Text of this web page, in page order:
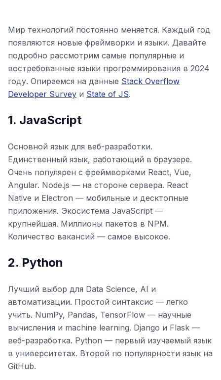
Мир технологий постоянно меняется. Каждый год
появляются новые фреймворки и языки. Давайте
подробно рассмотрим самые популярные и
востребованные языки программирования в 2024
году. Опираемся на данные Stack Overflow
Developer Survey и State of JS.
1. JavaScript
Основной язык для веб-разработки.
Единственный язык, работающий в браузере.
Очень популярен с фреймворками React, Vue,
Angular. Node.js — на стороне сервера. React
Native и Electron — мобильные и десктопные
приложения. Экосистема JavaScript —
крупнейшая. Миллионы пакетов в NPM.
Количество вакансий — самое высокое.
2. Python
Лучший выбор для Data Science, AI и
автоматизации. Простой синтаксис — легко
учить. NumPy, Pandas, TensorFlow — научные
вычисления и machine learning. Django и Flask —
веб-разработка. Python — первый изучаемый язык
в университетах. Второй по популярности язык на
GitHub.